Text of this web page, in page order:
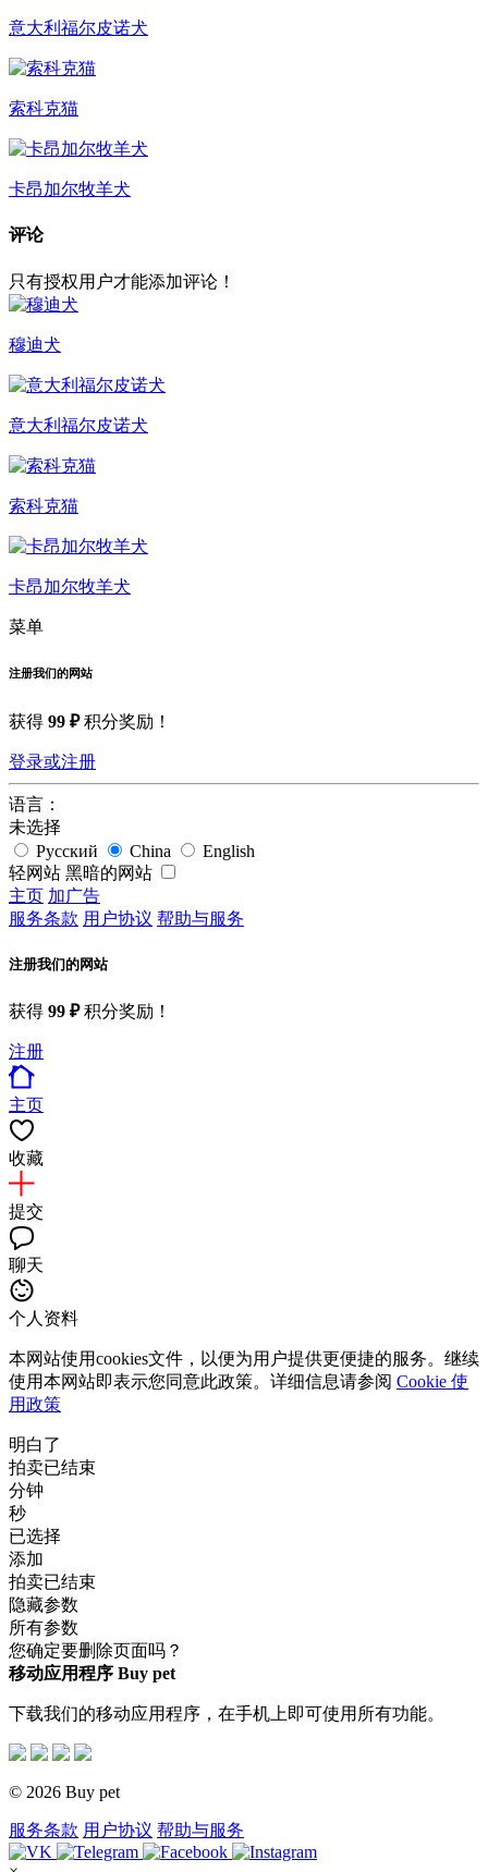
意大利福尔皮诺犬
索科克猫
卡昂加尔牧羊犬
评论
只有授权用户才能添加评论！
穆迪犬
意大利福尔皮诺犬
索科克猫
卡昂加尔牧羊犬
菜单
注册我们的网站
获得 99 ₽积分奖励！
登录或注册
语言：
未选择
Русский
China
English
轻网站 黑暗的网站
主页 加广告
服务条款 用户协议 帮助与服务
注册我们的网站
获得 99 ₽积分奖励！
注册
主页
收藏
提交
聊天
个人资料
本网站使用cookies文件，以便为用户提供更便捷的服务。继续
使用本网站即表示您同意此政策。详细信息请参阅 Cookie 使
用政策
明白了
拍卖已结束
分钟
秒
已选择
添加
拍卖已结束
隐藏参数
所有参数
您确定要删除页面吗？
移动应用程序 Buy pet
下载我们的移动应用程序，在手机上即可使用所有功能。
© 2026 Buy pet
服务条款 用户协议 帮助与服务